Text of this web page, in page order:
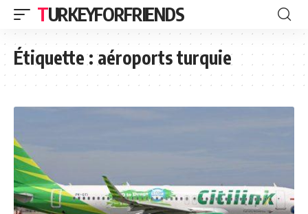
TURKEYFORFRIENDS
Étiquette :aéroports turquie